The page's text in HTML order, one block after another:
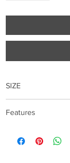
SIZE
Features